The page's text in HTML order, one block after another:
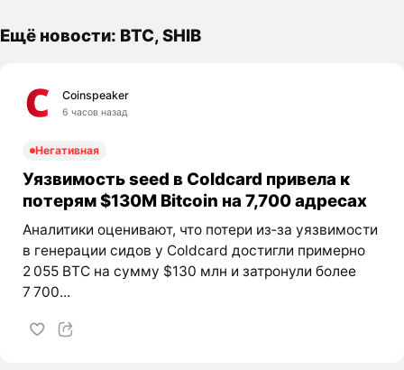
Ещё новости: BTC, SHIB
Coinspeaker
6 часов назад
Негативная
Уязвимость seed в Coldcard привела к
потерям $130M Bitcoin на 7,700 адресах
Аналитики оценивают, что потери из‑за уязвимости
в генерации сидов у Coldcard достигли примерно
2 055 BTC на сумму $130 млн и затронули более
7 700...